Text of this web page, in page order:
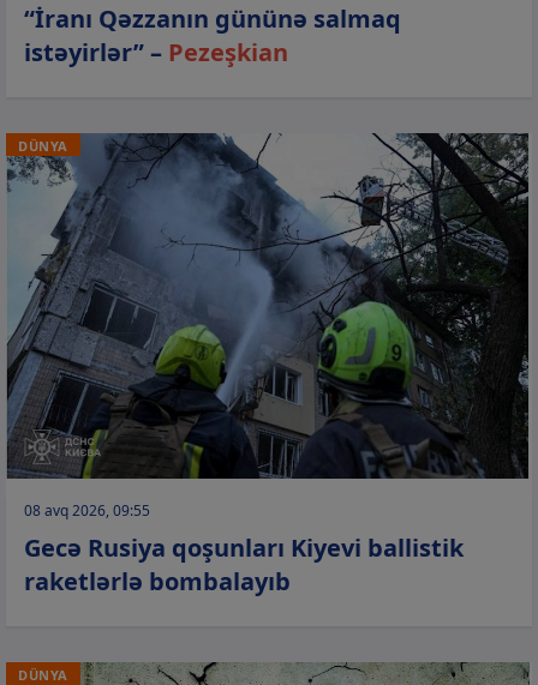
“İranı Qəzzanın gününə salmaq
istəyirlər” – Pezeşkian
DÜNYA
08 avq 2026, 09:55
Gecə Rusiya qoşunları Kiyevi ballistik
raketlərlə bombalayıb
DÜNYA